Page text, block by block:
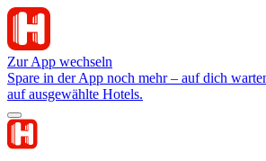
Zur App wechseln
Spare in der App noch mehr – auf dich
auf ausgewählte Hotels.